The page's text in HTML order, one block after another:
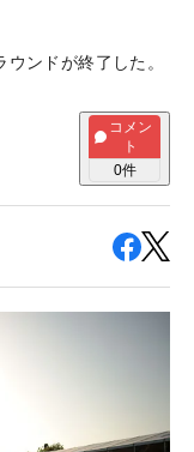
ンドが終了した。
コメン
ト
0件